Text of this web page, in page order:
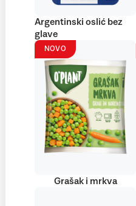
Argentinski oslić bez
glave
NOVO
Grašak i mrkva